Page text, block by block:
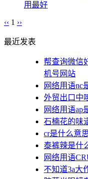
用最好
‹‹ 1 ››
最近发表
帮查询微信
机号网站
网络用语nc
外贸出口中
网络用语ap
石楠花的味
cr是什么意
泰裤辣是什
网络用语
不知道3a大